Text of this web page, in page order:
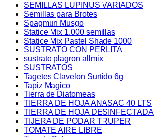
SEMILLAS LUPINUS VARIADOS
Semillas para Brotes
Spagmun Musgo
Statice Mix 1.000 semillas
Statice Mix Pastel Shade 1000
SUSTRATO CON PERLITA
sustrato plagron allmix
SUSTRATOS
Tagetes Clavelon Surtido 6g
Tapiz Magico
Tierra de Diatomeas
TIERRA DE HOJA ANASAC 40 LTS
TIERRA DE HOJA DESINFECTADA
TIJERA DE PODAR TRUPER
TOMATE AIRE LIBRE